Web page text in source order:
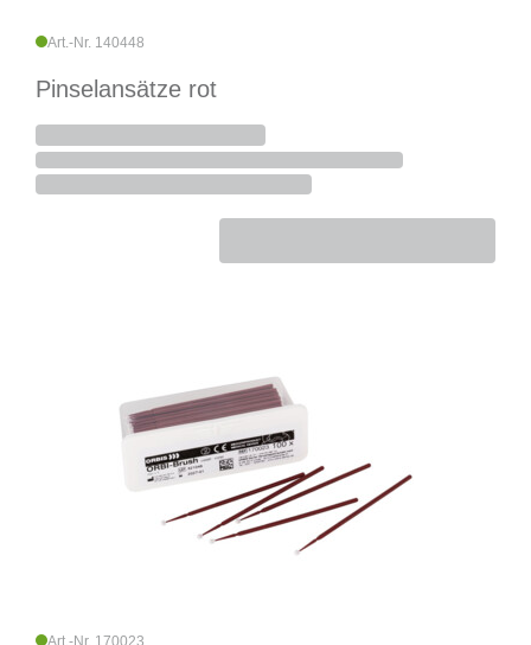
Art.-Nr. 140448
Pinselansätze rot